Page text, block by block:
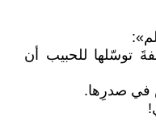
توسّلها للحبيب أن
في صدرِها.